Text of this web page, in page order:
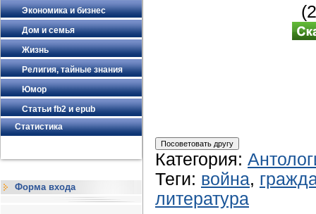
Экономика и бизнес
Дом и семья
Жизнь
Религия, тайные знания
Юмор
Статьи fb2 и epub
Статистика
Форма входа
Категория:
Теги: война,
литература